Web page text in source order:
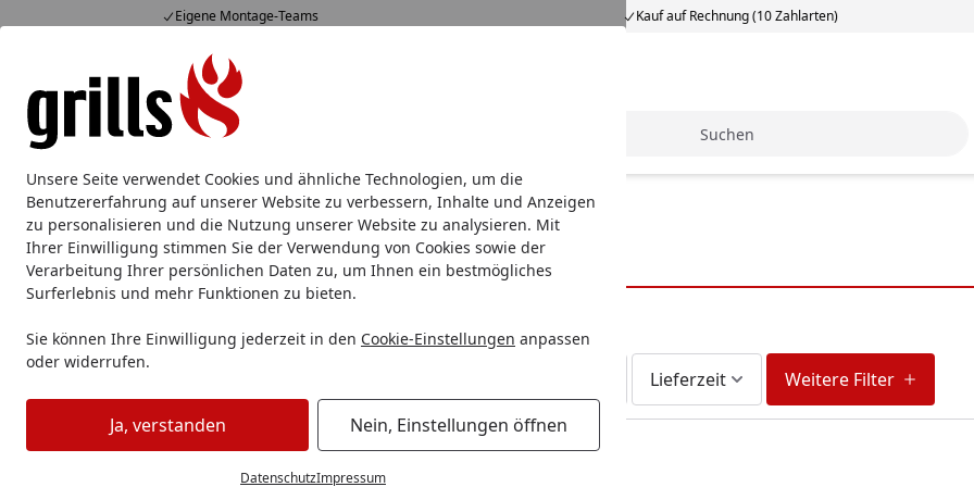
Unsere Seite verwendet Cookies und ähnliche Technologien, um die
Benutzererfahrung auf unserer Website zu verbessern, Inhalte und Anzeigen
zu personalisieren und die Nutzung unserer Website zu analysieren. Mit
Ihrer Einwilligung stimmen Sie der Verwendung von Cookies sowie der
Verarbeitung Ihrer persönlichen Daten zu, um Ihnen ein bestmögliches
Surferlebnis und mehr Funktionen zu bieten.
Sie können Ihre Einwilligung jederzeit in den Cookie-Einstellungen anpassen
oder widerrufen.
Ja, verstanden Nein, Einstellungen öffnen
DatenschutzImpressum
Eigene Montage-Teams Kauf auf Rechnung (10 Zahlarten)
Mo-Fr. 8-16 Uhr 15.820 Bewertungen
Alle Produkte
Alle ProdukteMarken
Startseite
Marken Knister Grill
Knister Grill
Ihre Artikelübersicht
Lieferzeit Weitere Filter
Kategorien 2Artikel gefunden